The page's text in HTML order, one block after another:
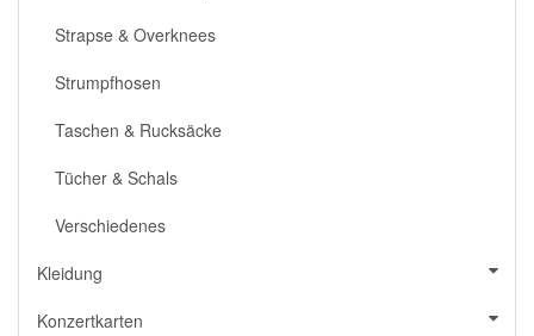
Strapse & Overknees
Strumpfhosen
Taschen & Rucksäcke
Tücher & Schals
Verschiedenes
Kleidung
Konzertkarten